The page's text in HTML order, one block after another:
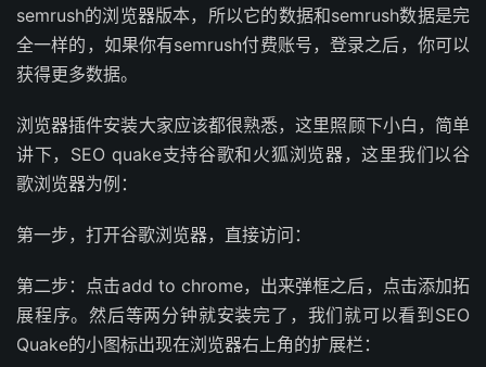
semrush的浏览器版本，所以它的数据和semrush数据是完
全一样的，如果你有semrush付费账号，登录之后，你可以
获得更多数据。
浏览器插件安装大家应该都很熟悉，这里照顾下小白，简单
讲下，SEO quake支持谷歌和火狐浏览器，这里我们以谷
歌浏览器为例：
第一步，打开谷歌浏览器，直接访问：
第二步：点击add to chrome，出来弹框之后，点击添加拓
展程序。然后等两分钟就安装完了，我们就可以看到SEO
Quake的小图标出现在浏览器右上角的扩展栏：